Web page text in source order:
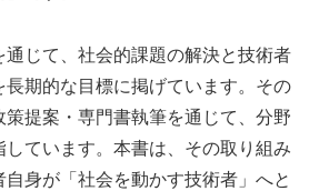
じて、社会的課題の解決と技術者
期的な目標に掲げています。その
提案・専門書執筆を通じて、分野
ています。本書は、その取り組み
身が「社会を動かす技術者」へと